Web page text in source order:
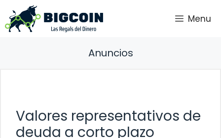
Saltar
al
contenido
Menu
Anuncios
Valores representativos de
deuda a corto plazo